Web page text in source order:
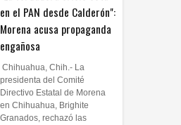
Torres la Estancia
Soto Máynez en el
13
Ago
2026
en el PAN desde Calderón":
Morena acusa propaganda
engañosa
Chihuahua, Chih.- La
presidenta del Comité
Directivo Estatal de Morena
en Chihuahua, Brighite
Granados, rechazó las